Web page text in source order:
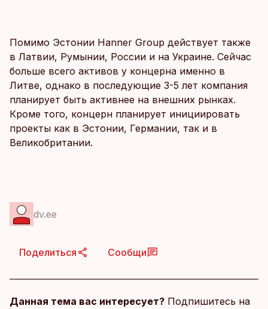
Помимо Эстонии Hanner Group действует также
в Латвии, Румынии, России и на Украине. Сейчас
больше всего активов у концерна именно в
Литве, однако в последующие 3-5 лет компания
планирует быть активнее на внешних рынках.
Кроме того, концерн планирует инициировать
проекты как в Эстонии, Германии, так и в
Великобритании.
dv.ee
Поделиться Сообщи
Данная тема вас интересует? Подпишитесь на